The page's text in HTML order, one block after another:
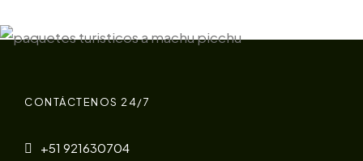
CONTÁCTENOS 24/7
+51 921630704